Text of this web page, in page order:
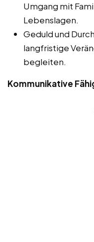
Umgang mit
Lebenslagen.
Geduld und
langfristige
begleiten.
Kommunikative